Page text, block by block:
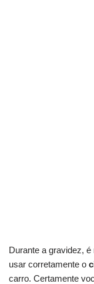
Durante a gravidez,
usar corretamente o
carro. Certamente